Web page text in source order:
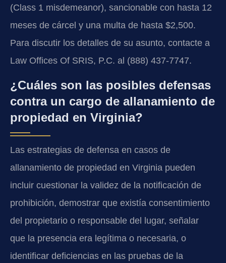
(Class 1 misdemeanor), sancionable con hasta 12
meses de cárcel y una multa de hasta $2,500.
Para discutir los detalles de su asunto, contacte a
Law Offices Of SRIS, P.C. al (888) 437-7747.
¿Cuáles son las posibles defensas
contra un cargo de allanamiento de
propiedad en Virginia?
Las estrategias de defensa en casos de
allanamiento de propiedad en Virginia pueden
incluir cuestionar la validez de la notificación de
prohibición, demostrar que existía consentimiento
del propietario o responsable del lugar, señalar
que la presencia era legítima o necesaria, o
identificar deficiencias en las pruebas de la